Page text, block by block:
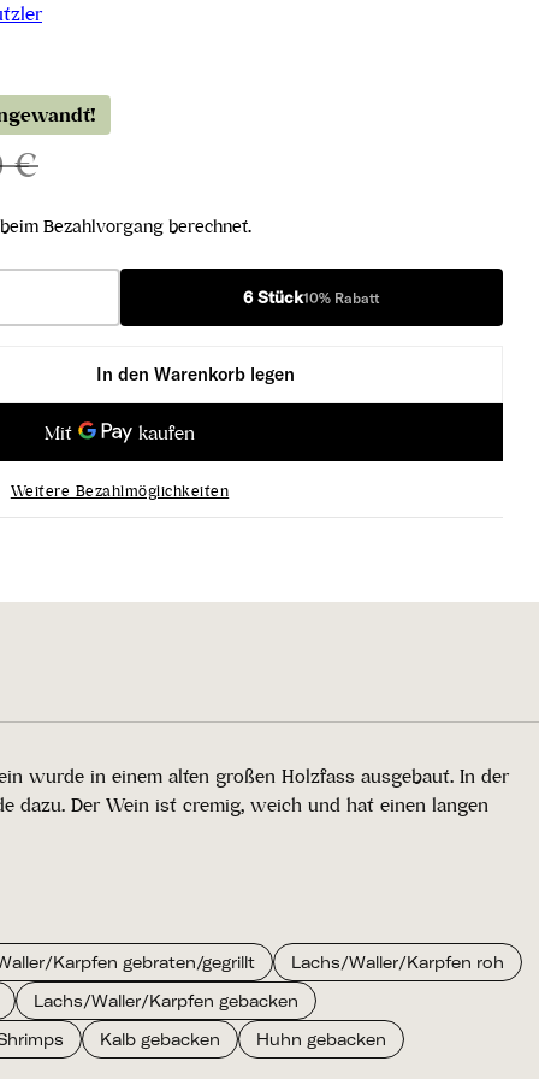
€
Bezahlvorgang berechnet.
6 Stück10% Rabatt
Wachau DAC 2024 verringern
blanc Loiben Wachau DAC 2024 erhöhen
In den Warenkorb legen
Weitere Bezahlmöglichkeiten
wurde in einem alten großen Holzfass ausgebaut. In der
dazu. Der Wein ist cremig, weich und hat einen langen
Karpfen gebraten/gegrillt
Lachs/Waller/Karpfen roh
Lachs/Waller/Karpfen gebacken
Kalb gebacken
Huhn gebacken